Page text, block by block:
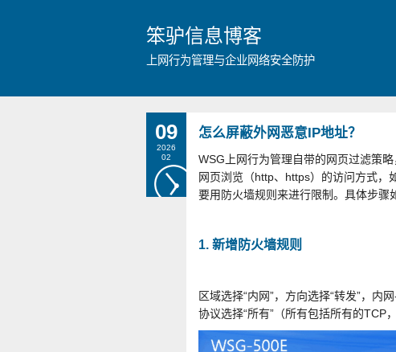
笨驴信息博客
上网行为管理与企业网络安全防护
09
2026
02
怎么屏蔽外网恶意IP地址？
WSG上网行为管理自带的网页过滤策
网页浏览（http、https）的访问方式
要用防火墙规则来进行限制。具体步骤
1. 新增防火墙规则
区域选择“内网”，方向选择“转发”，内
协议选择“所有”（所有包括所有的TCP